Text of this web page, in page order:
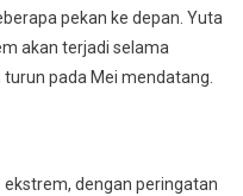
pekan ke depan. Yuta
akan terjadi selama
pada Mei mendatang.
dengan peringatan